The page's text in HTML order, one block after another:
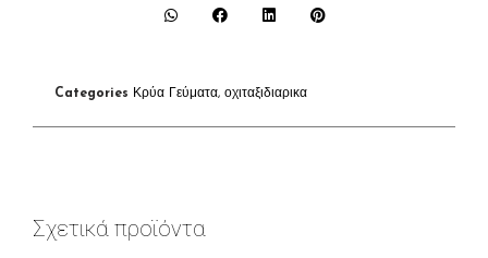
Categories Κρύα Γεύματα, οχιταξιδιαρικα
Σχετικά προϊόντα